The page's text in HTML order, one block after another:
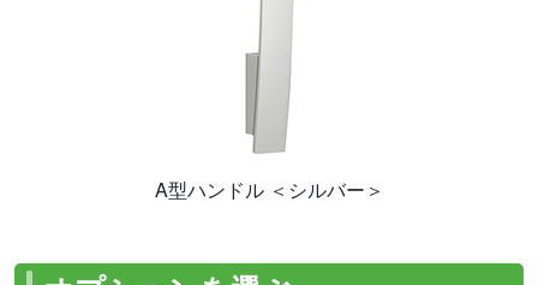
A型ハンドル ＜シルバー＞